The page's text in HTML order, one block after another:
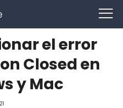
el error
Closed en
y Mac